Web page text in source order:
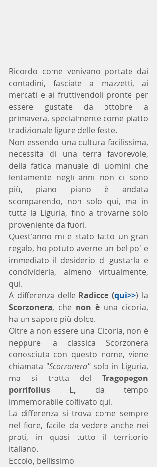
Ricordo come venivano portate dai
contadini, fasciate a mazzetti, ai
mercati e ai fruttivendoli pronte per
essere gustate da ottobre a
primavera, specialmente come piatto
tradizionale ligure delle feste.
Non essendo una cultura facilissima,
necessita di una terra favorevole,
della fatica manuale di uomini che
lentamente negli anni non ci sono
più, piano piano è andata
scomparendo, non solo qui, ma in
tutta la Liguria, fino a trovarne solo
proveniente da fuori.
Quest'anno mi è stato fatto un gran
regalo, ho potuto averne un bel po' e
immediato il desiderio di gustarla e
condividerla, almeno virtualmente,
qui.
A differenza delle Radicce (qui>>
Scorzonera, che non è una cicoria,
ha un sapore più dolce.
Oltre a non essere una Cicoria, non è
neppure la classica Scorzonera
conosciuta con questo nome, viene
chiamata "Scorzonera" solo in Liguria,
ma si tratta del Tragopogon
porrifolius L, da tempo
immemorabile coltivato qui.
La differenza si trova come sempre
nel fiore, facile da vedere anche nei
prati, in quasi tutto il territorio
italiano.
Eccolo, bellissimo